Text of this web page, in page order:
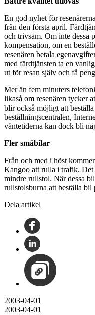
En god nyhet för
från den första april.
och trivsam. Om inte dessa
kompensation, om en
resenären betala
med färdtjänsten ta en
ut för resan själv och få
Mer än fem minuters
likaså om resenären tycker
blir också möjligt att
beställningscentralen,
väntetiderna kan dock bli
Fler småbilar
Från och med i höst
Kangoo att rulla i trafik. Det
mindre rullstol. När dessa
rullstolsburna att beställa bil
Dela artikel
2003-04-01
2003-04-01